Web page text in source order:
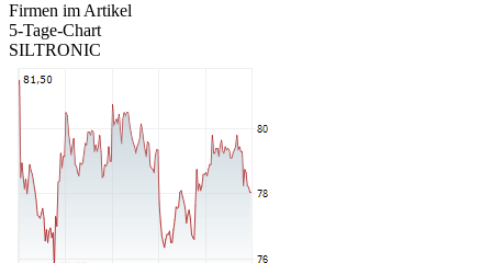
Firmen im Artikel
5-Tage-Chart
SILTRONIC